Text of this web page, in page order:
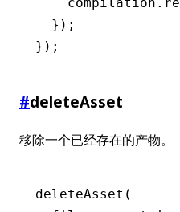
  });
});
#deleteAsset
移除一个已经存在的产物。
deleteAsset (